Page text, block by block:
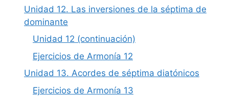
Unidad 12. Las inversiones de la séptima de
dominante
Unidad 12 (continuación)
Ejercicios de Armonía 12
Unidad 13. Acordes de séptima diatónicos
Ejercicios de Armonía 13